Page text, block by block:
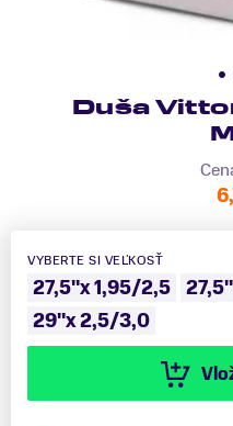
Duša
VYBERTE SI VEĽKOSŤ
27,5"x 1,95/2,5
29"x 2,5/3,0